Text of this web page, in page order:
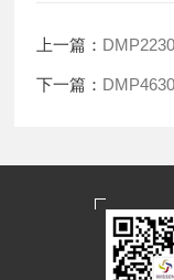
上一篇：
下一篇：